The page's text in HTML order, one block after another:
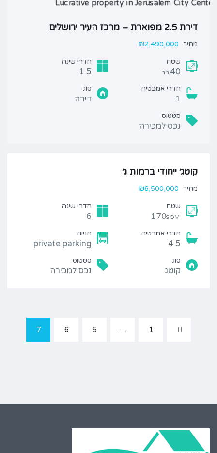
דירת 2.5 מפוארת – מרכז העיר ירושלים
מחיר ₪2,490,000
שטח
40 מר
חדרי שינה
1.5
חדרי אמבטיה
1
סוג
דירה
סטטוס
נכס למכירה
קוטג׳ ייחודי ברמות ג׳
מחיר ₪6,500,000
שטח
170SQM
חדרי שינה
6
חדרי אמבטיה
4.5
חניות
private parking
סוג
קוטג
סטטוס
נכס למכירה
1
…
5
6
7